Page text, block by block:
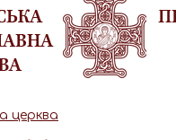
церква